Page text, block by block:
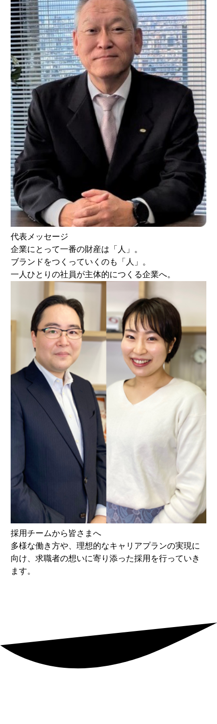
代表メッセージ
企業にとって一番の財産は「人」。
ブランドをつくっていくのも「人」。
一人ひとりの社員が主体的につくる企業へ。
採用チームから皆さまへ
多様な働き方や、理想的なキャリアプランの実現に
向け、求職者の想いに寄り添った採用を行っていき
ます。